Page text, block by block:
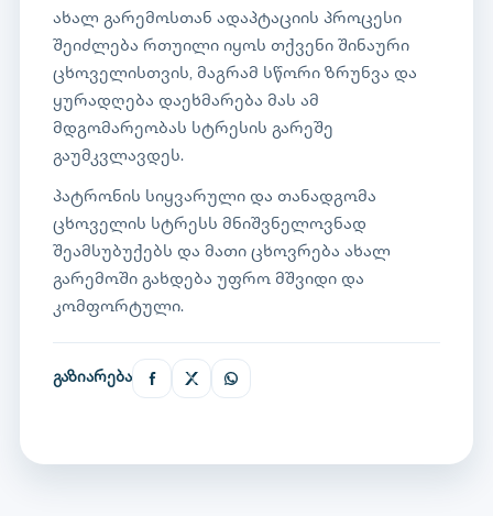
ახალ გარემოსთან ადაპტაციის პროცესი
შეიძლება რთუილი იყოს თქვენი შინაური
ცხოველისთვის, მაგრამ სწორი ზრუნვა და
ყურადღება დაეხმარება მას ამ
მდგომარეობას სტრესის გარეშე
გაუმკვლავდეს.
პატრონის სიყვარული და თანადგომა
ცხოველის სტრესს მნიშვნელოვნად
შეამსუბუქებს და მათი ცხოვრება ახალ
გარემოში გახდება უფრო მშვიდი და
კომფორტული.
გაზიარება